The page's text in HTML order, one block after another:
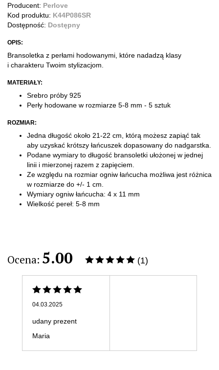
Producent: Perlove
Kod produktu: K44P086SR
Dostępność: Dostępny
OPIS:
Bransoletka z perłami hodowanymi, które nadadzą klasy
i charakteru Twoim stylizacjom.
MATERIAŁY:
Srebro próby 925
Perły hodowane w rozmiarze 5-8 mm - 5 sztuk
ROZMIAR:
Jedna długość około 21-22 cm, którą możesz zapiąć tak
aby uzyskać krótszy łańcuszek dopasowany do nadgarstka.
Podane wymiary to długość bransoletki ułożonej w jednej
linii i mierzonej razem z zapięciem.
Ze względu na rozmiar ogniw łańcucha możliwa jest różnica
w rozmiarze do +/- 1 cm.
​Wymiary ogniw łańcucha: 4 x 11 mm
Wielkość pereł: 5-8 mm
Ocena: 5.00 (1)
04.03.2025
udany prezent
Maria